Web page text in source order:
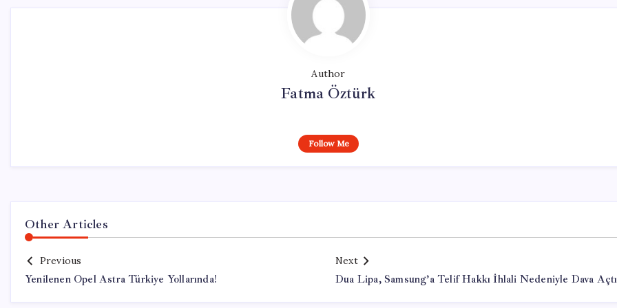
Author
Fatma Öztürk
Follow Me
Other Articles
Previous
Yenilenen Opel Astra Türkiye Yollarında!
Next
Dua Lipa, Samsung’a Telif Hakkı İhlali Nedeniyle Dava Açtı